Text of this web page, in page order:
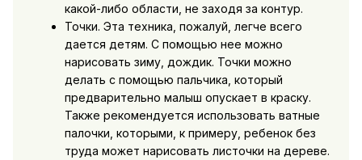
какой-либо области, не заходя за контур.
Точки. Эта техника, пожалуй, легче всего
дается детям. С помощью нее можно
нарисовать зиму, дождик. Точки можно
делать с помощью пальчика, который
предварительно малыш опускает в краску.
Также рекомендуется использовать ватные
палочки, которыми, к примеру, ребенок без
труда может нарисовать листочки на дереве.